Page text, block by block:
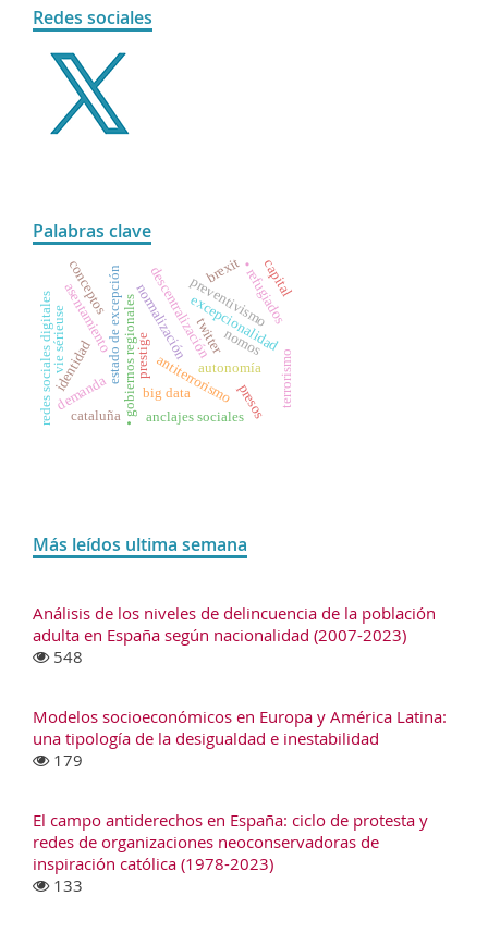
Redes sociales
Palabras clave
autonomía
descentralización
• gobiernos regionalesprestigeantiterrorismo
estado de excepción excepcionalidad
normalizaciónpreventivismo
terrorismo
anclajes sociales
asentamiento
brexit
identidad big data
• refugiados
twitter
demanda
conceptos
vie sérieuse
redes sociales digitales presos
cataluña
capital
nomos
Más leídos ultima semana
Análisis de los niveles de delincuencia de la población
adulta en España según nacionalidad (2007-2023)
548
Modelos socioeconómicos en Europa y América Latina:
una tipología de la desigualdad e inestabilidad
179
El campo antiderechos en España: ciclo de protesta y
redes de organizaciones neoconservadoras de
inspiración católica (1978-2023)
133